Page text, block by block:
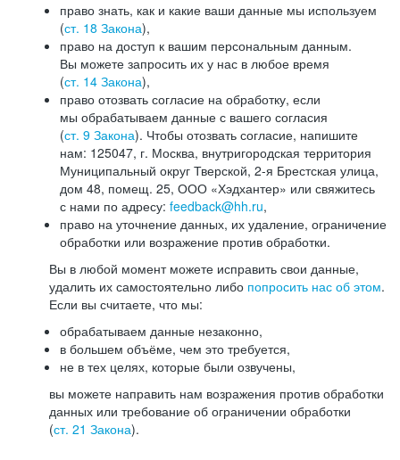
право знать, как и какие ваши данные мы используем
(ст. 18 Закона),
право на доступ к вашим персональным данным.
Вы можете запросить их у нас в любое время
(ст. 14 Закона),
право отозвать согласие на обработку, если
мы обрабатываем данные с вашего согласия
(ст. 9 Закона). Чтобы отозвать согласие, напишите
нам: 125047, г. Москва, внутригородская территория
Муниципальный округ Тверской, 2-я Брестская улица,
дом 48, помещ. 25, ООО «Хэдхантер» или свяжитесь
с нами по адресу: feedback@hh.ru,
право на уточнение данных, их удаление, ограничение
обработки или возражение против обработки.
Вы в любой момент можете исправить свои данные,
удалить их самостоятельно либо попросить нас об этом.
Если вы считаете, что мы:
обрабатываем данные незаконно,
в большем объёме, чем это требуется,
не в тех целях, которые были озвучены,
вы можете направить нам возражения против обработки
данных или требование об ограничении обработки
(ст. 21 Закона).